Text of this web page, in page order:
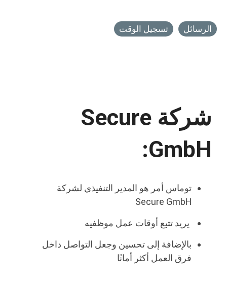
الرسائل تسجيل الوقت
شركة Secure
GmbH:
توماس أمر هو المدير التنفيذي لشركة
Secure GmbH
يريد تتبع أوقات عمل موظفيه
بالإضافة إلى تحسين وجعل التواصل داخل
فرق العمل أكثر أمانًا